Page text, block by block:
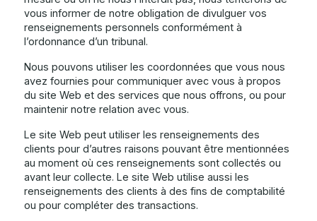
vous informer de notre obligation de divulguer vos
renseignements personnels conformément à
l’ordonnance d’un tribunal.
Nous pouvons utiliser les coordonnées que vous nous
avez fournies pour communiquer avec vous à propos
du site Web et des services que nous offrons, ou pour
maintenir notre relation avec vous.
Le site Web peut utiliser les renseignements des
clients pour d’autres raisons pouvant être mentionnées
au moment où ces renseignements sont collectés ou
avant leur collecte. Le site Web utilise aussi les
renseignements des clients à des fins de comptabilité
ou pour compléter des transactions.